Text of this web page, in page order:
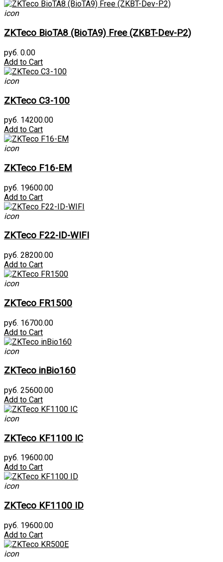
icon
ZKTeco BioTA8 (BioTA9) Free (ZKBT-Dev-P2)
руб. 0.00
Add to Cart
icon
ZKTeco C3-100
руб. 14200.00
Add to Cart
icon
ZKTeco F16-EM
руб. 19600.00
Add to Cart
icon
ZKTeco F22-ID-WIFI
руб. 28200.00
Add to Cart
icon
ZKTeco FR1500
руб. 16700.00
Add to Cart
icon
ZKTeco inBio160
руб. 25600.00
Add to Cart
icon
ZKTeco KF1100 IC
руб. 19600.00
Add to Cart
icon
ZKTeco KF1100 ID
руб. 19600.00
Add to Cart
icon